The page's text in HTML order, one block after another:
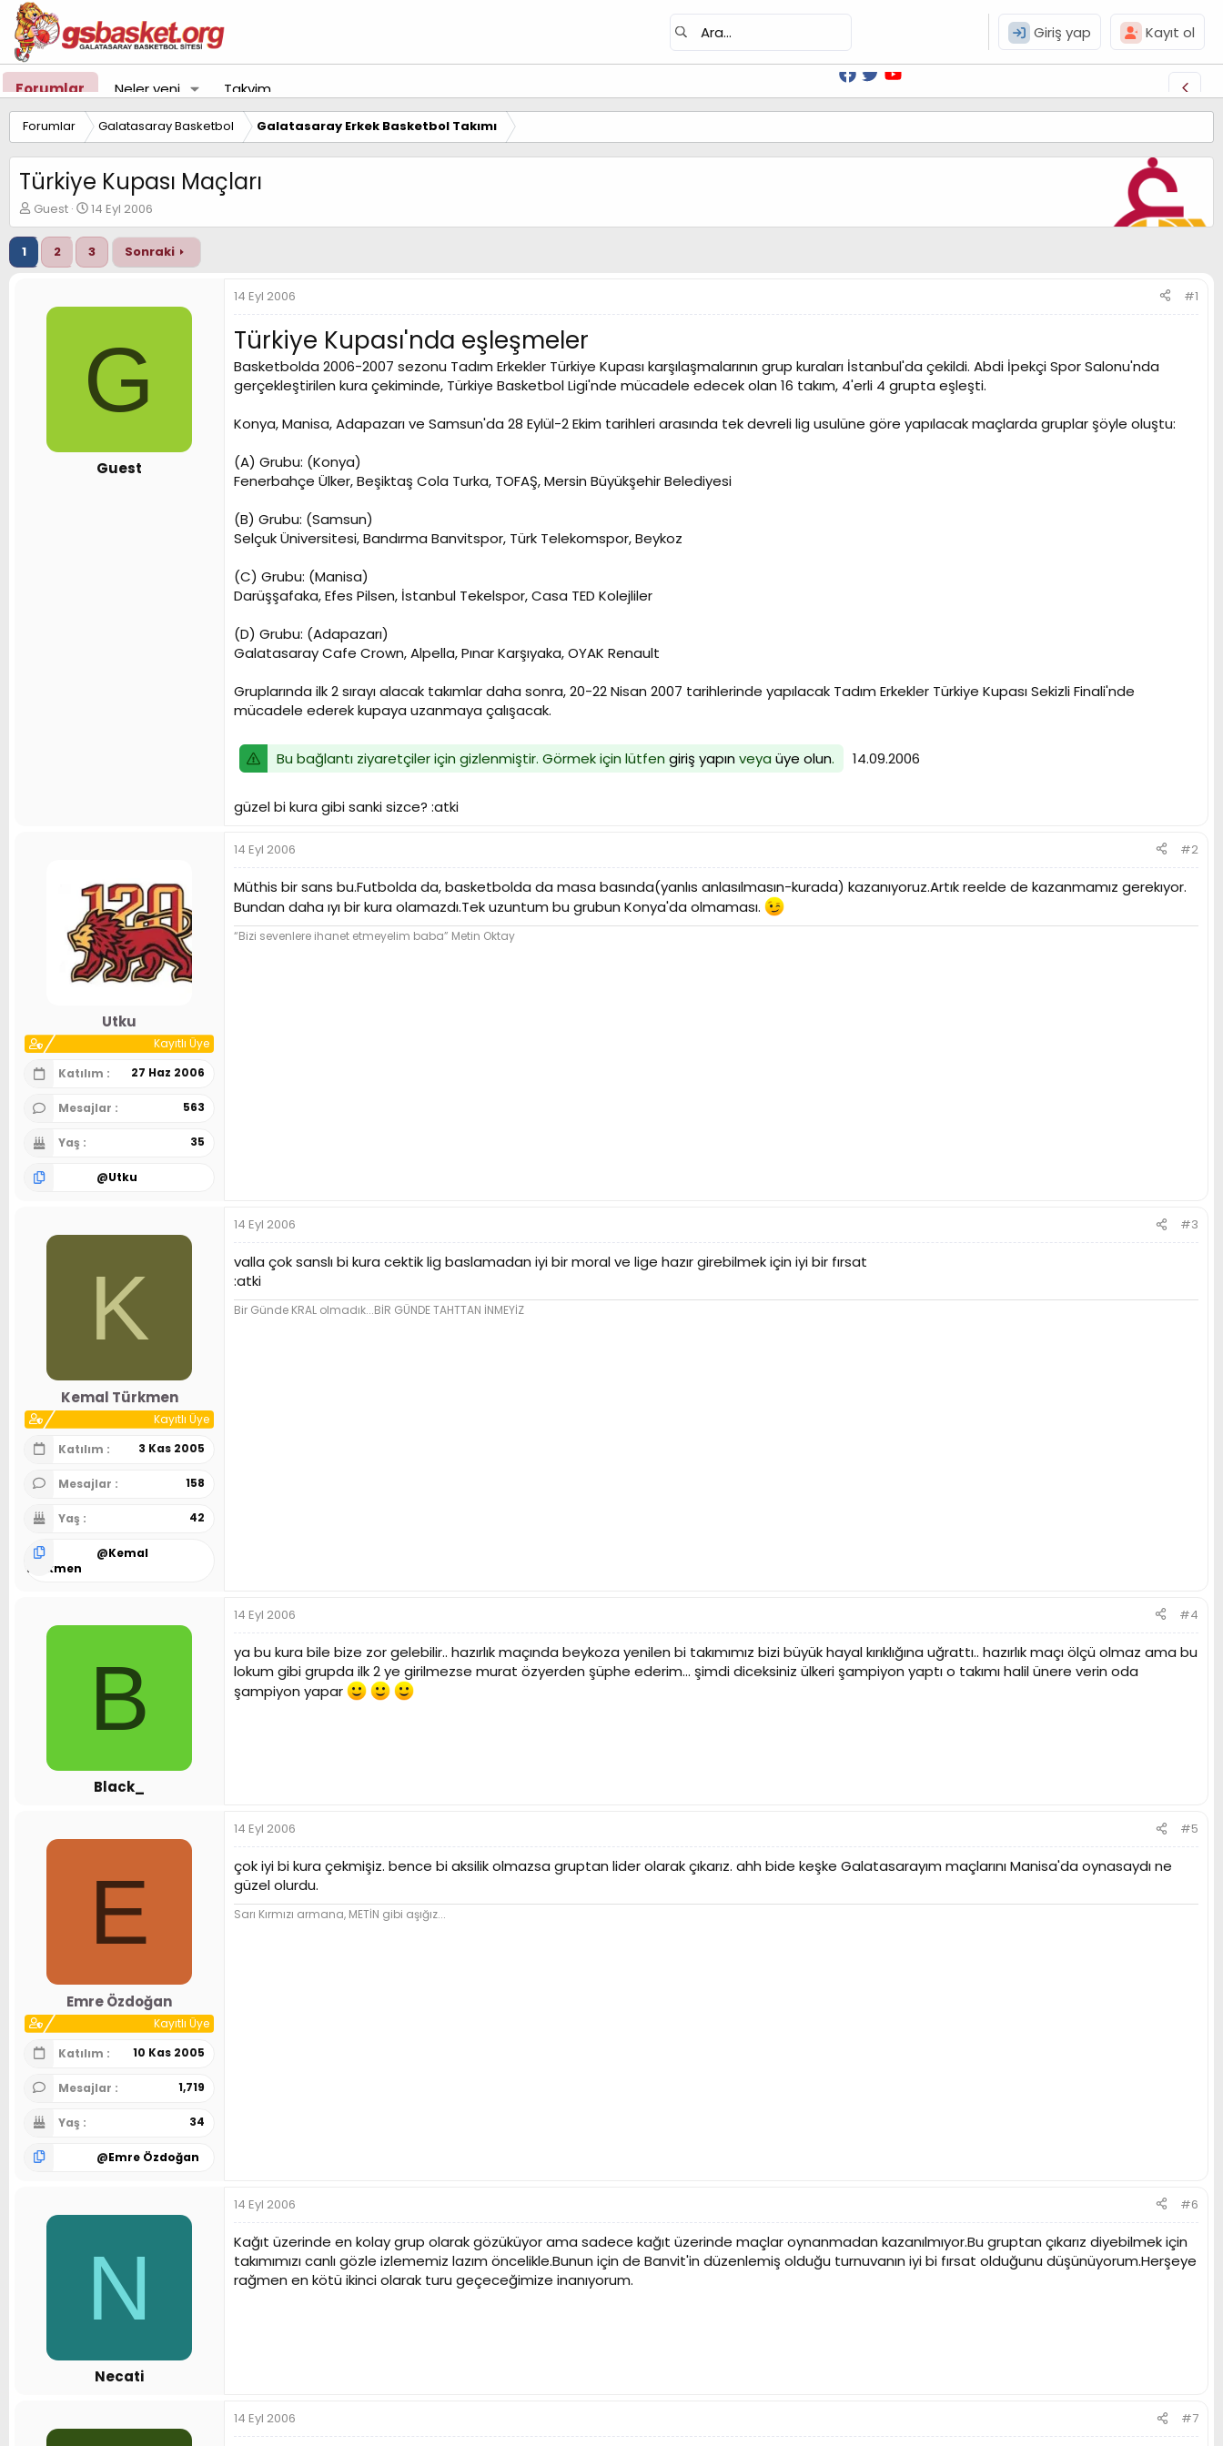
Giriş yap Kayıt ol
Forumlar Neler yeni Takvim
Forumlar Galatasaray Basketbol Galatasaray Erkek Basketbol Takımı
Türkiye Kupası Maçları
K
o
n
u
y
Guest
B
a
ş
l
a
g
t
a
r
14 Eyl 2006
1 2 3 Sonraki
G
Guest
14 Eyl 2006 #1
Türkiye Kupası'nda eşleşmeler
Basketbolda 2006-2007 sezonu Tadım Erkekler Türkiye Kupası karşılaşmalarının grup kuraları İstanbul'da çekildi. Abdi İpekçi Spor Salonu'nda
gerçekleştirilen kura çekiminde, Türkiye Basketbol Ligi'nde mücadele edecek olan 16 takım, 4'erli 4 grupta eşleşti.
Konya, Manisa, Adapazarı ve Samsun'da 28 Eylül-2 Ekim tarihleri arasında tek devreli lig usulüne göre yapılacak maçlarda gruplar şöyle oluştu:
(A) Grubu: (Konya)
Fenerbahçe Ülker, Beşiktaş Cola Turka, TOFAŞ, Mersin Büyükşehir Belediyesi
(B) Grubu: (Samsun)
Selçuk Üniversitesi, Bandırma Banvitspor, Türk Telekomspor, Beykoz
(C) Grubu: (Manisa)
Darüşşafaka, Efes Pilsen, İstanbul Tekelspor, Casa TED Kolejliler
(D) Grubu: (Adapazarı)
Galatasaray Cafe Crown, Alpella, Pınar Karşıyaka, OYAK Renault
Gruplarında ilk 2 sırayı alacak takımlar daha sonra, 20-22 Nisan 2007 tarihlerinde yapılacak Tadım Erkekler Türkiye Kupası Sekizli Finali'nde
mücadele ederek kupaya uzanmaya çalışacak.
Bu bağlantı ziyaretçiler için gizlenmiştir. Görmek için lütfen giriş yapınveya üye olun. 14.09.2006
güzel bi kura gibi sanki sizce? :atki
Utku
Kayıtlı Üye
Katılım
27 Haz 2006
Mesajlar 563
Yaş 35
@Utku
14 Eyl 2006 #2
Müthis bir sans bu.Futbolda da, basketbolda da masa basında(yanlıs anlasılmasın-kurada) kazanıyoruz.Artık reelde de kazanmamız gerekıyor.
Bundan daha ıyı bir kura olamazdı.Tek uzuntum bu grubun Konya'da olmaması.
“Bizi sevenlere ihanet etmeyelim baba” Metin Oktay
K
Kemal Türkmen
Kayıtlı Üye
Katılım
3 Kas 2005
Mesajlar 158
Yaş 42
@Kemal
Türkmen
14 Eyl 2006 #3
valla çok sanslı bi kura cektik lig baslamadan iyi bir moral ve lige hazır girebilmek için iyi bir fırsat
:atki
Bir Günde KRAL olmadık...BİR GÜNDE TAHTTAN İNMEYİZ
B
Black_
14 Eyl 2006 #4
ya bu kura bile bize zor gelebilir.. hazırlık maçında beykoza yenilen bi takımımız bizi büyük hayal kırıklığına uğrattı.. hazırlık maçı ölçü olmaz ama bu
lokum gibi grupda ilk 2 ye girilmezse murat özyerden şüphe ederim... şimdi diceksiniz ülkeri şampiyon yaptı o takımı halil ünere verin oda
şampiyon yapar
E
Emre Özdoğan
Kayıtlı Üye
Katılım
10 Kas 2005
Mesajlar 1,719
Yaş 34
@Emre Özdoğan
14 Eyl 2006 #5
çok iyi bi kura çekmişiz. bence bi aksilik olmazsa gruptan lider olarak çıkarız. ahh bide keşke Galatasarayım maçlarını Manisa'da oynasaydı ne
güzel olurdu.
Sarı Kırmızı armana, METİN gibi aşığız...
N
Necati
14 Eyl 2006 #6
Kağıt üzerinde en kolay grup olarak gözüküyor ama sadece kağıt üzerinde maçlar oynanmadan kazanılmıyor.Bu gruptan çıkarız diyebilmek için
takımımızı canlı gözle izlememiz lazım öncelikle.Bunun için de Banvit'in düzenlemiş olduğu turnuvanın iyi bi fırsat olduğunu düşünüyorum.Herşeye
rağmen en kötü ikinci olarak turu geçeceğimize inanıyorum.
14 Eyl 2006 #7